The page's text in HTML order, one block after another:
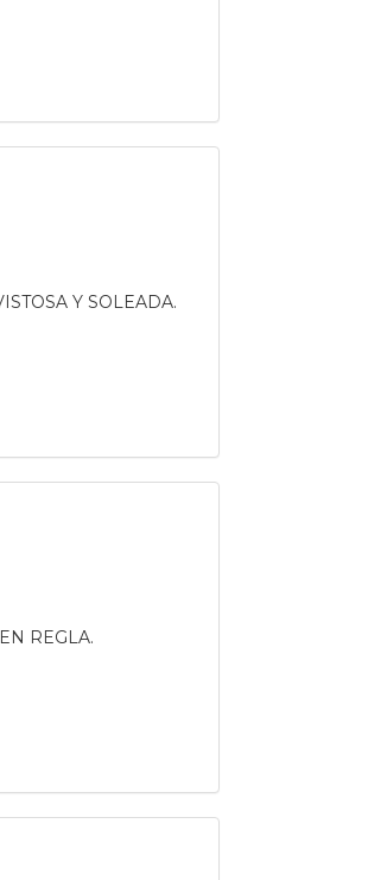
Y SOLEADA.
REGLA.